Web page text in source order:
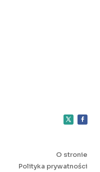
O stronie
Polityka prywatności